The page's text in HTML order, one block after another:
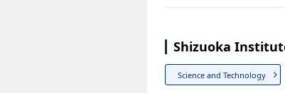
Shizuoka
Science and Technology